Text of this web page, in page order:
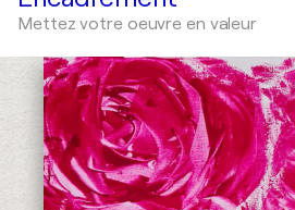
Mettez votre oeuvre en valeur